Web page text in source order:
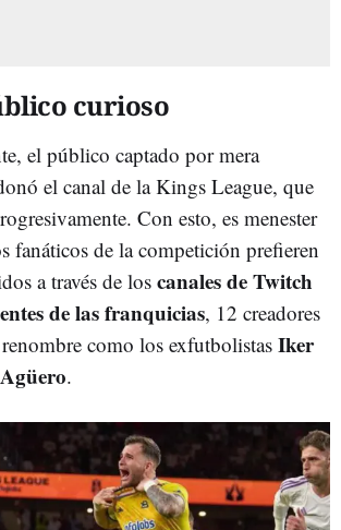
curioso
el público captado por mera
el canal de la Kings League, que
Con esto, es menester
fanáticos de la competición prefieren
a través de los canales de Twitch
de las franquicias, 12 creadores
como los exfutbolistas Iker
.